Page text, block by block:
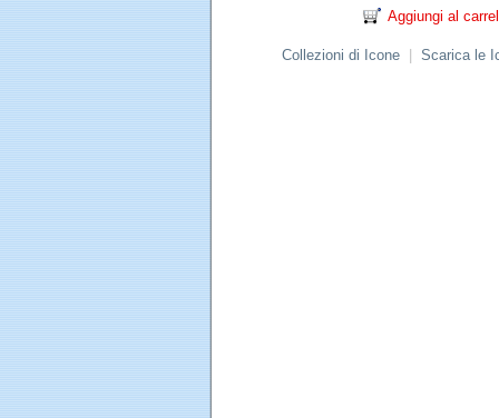
Aggiungi al
Collezioni di Icone Scarica le